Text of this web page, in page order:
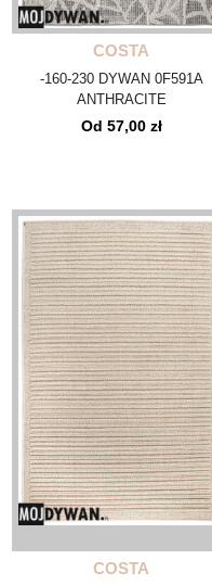
COSTA
-160-230 DYWAN 0F591A
ANTHRACITE
Od 57,00 zł
COSTA